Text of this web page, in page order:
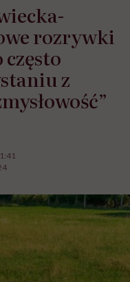
rozrywki
często
z